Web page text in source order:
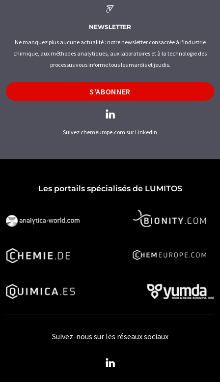
NEWSLETTER
Ne manquez plus aucune actualité : notre newsletter consacrée à l'industrie
chimique, aux méthodes analytiques, aux laboratoires et à la technologie des
processus vous informe tous les mardis et jeudis.
S'ABONNER
Suivez chemeurope.com sur LinkedIn
Les portails spécialisés de LUMITOS
Suivez-nous sur les réseaux sociaux